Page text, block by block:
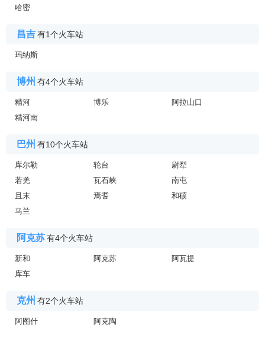
哈密
昌吉有1个火车站
玛纳斯
博州 有4个火车站
精河 博乐
阿拉山口
精河南
巴州 有10个火车站
库尔勒 轮台
尉犁
若羌
瓦石峡
南屯
且末
焉耆
和硕
马兰
阿克苏有4个火车站
新和 阿克苏
阿瓦提
库车
克州 有2个火车站
阿图什 阿克陶